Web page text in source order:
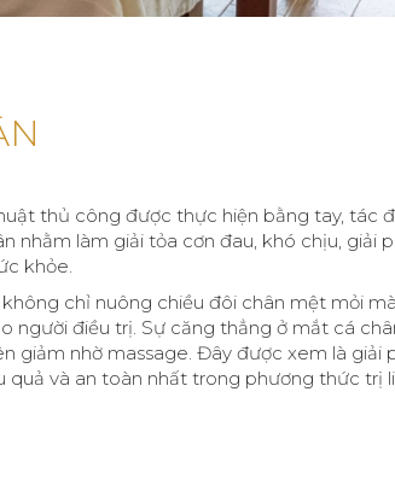
thủ công được thực hiện bằng tay, tác
nhằm làm giải tỏa cơn đau, khó chịu, giải
khỏe.
chỉ nuông chiều đôi chân mệt mỏi
người điều trị. Sự căng thẳng ở mắt cá
giảm nhờ massage. Đây được xem là giải
quả và an toàn nhất trong phương thức trị